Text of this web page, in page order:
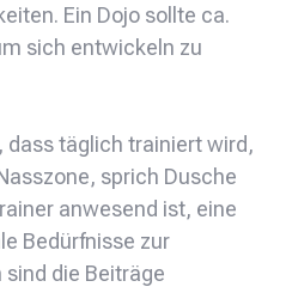
Ein Dojo sollte ca.
sich entwickeln zu
dass täglich trainiert wird,
sprich Dusche
anwesend ist, eine
Bedürfnisse zur
die Beiträge